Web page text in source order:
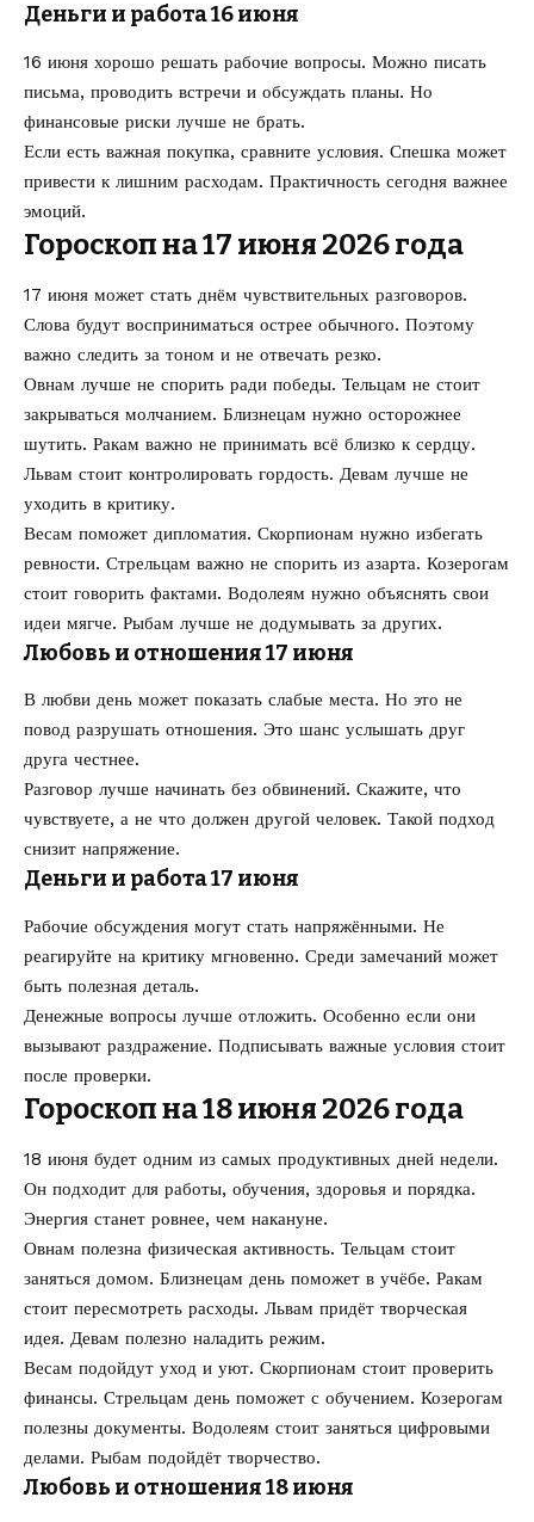
Деньги и работа 16 июня
16 июня хорошо решать рабочие вопросы. Можно писать
письма, проводить встречи и обсуждать планы. Но
финансовые риски лучше не брать.
Если есть важная покупка, сравните условия. Спешка может
привести к лишним расходам. Практичность сегодня важнее
эмоций.
Гороскоп на 17 июня 2026 года
17 июня может стать днём чувствительных разговоров.
Слова будут восприниматься острее обычного. Поэтому
важно следить за тоном и не отвечать резко.
Овнам лучше не спорить ради победы. Тельцам не стоит
закрываться молчанием. Близнецам нужно осторожнее
шутить. Ракам важно не принимать всё близко к сердцу.
Львам стоит контролировать гордость. Девам лучше не
уходить в критику.
Весам поможет дипломатия. Скорпионам нужно избегать
ревности. Стрельцам важно не спорить из азарта. Козерогам
стоит говорить фактами. Водолеям нужно объяснять свои
идеи мягче. Рыбам лучше не додумывать за других.
Любовь и отношения 17 июня
В любви день может показать слабые места. Но это не
повод разрушать отношения. Это шанс услышать друг
друга честнее.
Разговор лучше начинать без обвинений. Скажите, что
чувствуете, а не что должен другой человек. Такой подход
снизит напряжение.
Деньги и работа 17 июня
Рабочие обсуждения могут стать напряжёнными. Не
реагируйте на критику мгновенно. Среди замечаний может
быть полезная деталь.
Денежные вопросы лучше отложить. Особенно если они
вызывают раздражение. Подписывать важные условия стоит
после проверки.
Гороскоп на 18 июня 2026 года
18 июня будет одним из самых продуктивных дней недели.
Он подходит для работы, обучения, здоровья и порядка.
Энергия станет ровнее, чем накануне.
Овнам полезна физическая активность. Тельцам стоит
заняться домом. Близнецам день поможет в учёбе. Ракам
стоит пересмотреть расходы. Львам придёт творческая
идея. Девам полезно наладить режим.
Весам подойдут уход и уют. Скорпионам стоит проверить
финансы. Стрельцам день поможет с обучением. Козерогам
полезны документы. Водолеям стоит заняться цифровыми
делами. Рыбам подойдёт творчество.
Любовь и отношения 18 июня